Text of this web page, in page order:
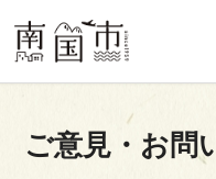
ご意見・お問